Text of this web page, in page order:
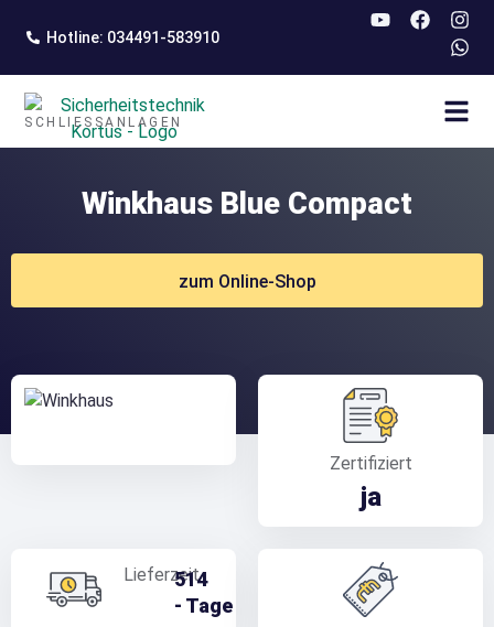
springen
Hotline: 034491-583910
SCHLIESSANLAGEN
Winkhaus Blue Compact
zum Online-Shop
Zertifiziert
ja
Lieferzeit
5
-
14
Tage